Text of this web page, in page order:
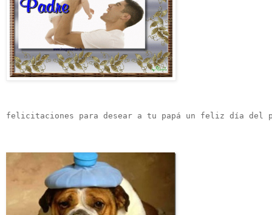
felicitaciones para desear a tu papá un feliz día del